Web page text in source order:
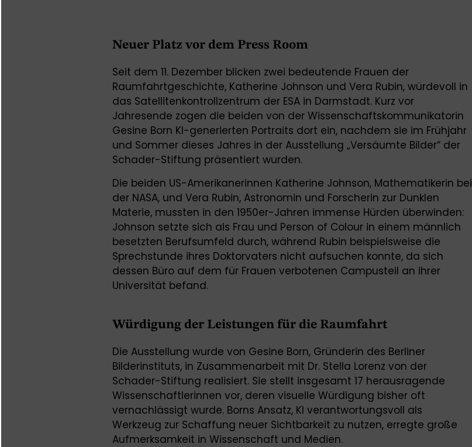
Neuer Platz vor dem Press Room
Seit dem 11. Dezember blicken zwei bedeutende Frauen der
Raumfahrtgeschichte, Katherine Johnson und Vera Rubin, würdevoll in
das Satellitenkontrollzentrum der ESA in Darmstadt. Kurz vor
Jahresende zogen die beiden von der Wissenschaftskommunikatorin
Gesine Born KI-generierten Portraits dort ein, nachdem sie im Frühjahr
und Sommer dieses Jahres in der Ausstellung „Versäumte Bilder“ der
Schader-Stiftung präsentiert wurden.
Die beiden US-Amerikanerinnen Katherine Johnson, Mathematikerin bei
der NASA, und Vera Rubin, Astronomin und Forscherin zur Dunklen
Materie, mussten in den 1950er-Jahren immense Hürden überwinden:
Johnson setzte sich als Frau und Person of Colour in einem männlich
besetzten Berufsumfeld durch, während Rubin beispielsweise die
Sprechstunde ihres Doktorvaters nicht aufsuchen konnte, da sich
dessen Büro auf dem für Frauen verbotenen Campusteil an ihrer
Universität befand.
Würdigung der Leistungen für die Raumfahrt
Die Ausstellung wurde von Gesine Born, Gründerin des Berliner
Bilderinstituts, in Zusammenarbeit mit Dr. Stella Lorenz von der
Schader-Stiftung realisiert. Sie stellt insgesamt 17 herausragende
Wissenschaftlerinnen vor, deren visuelle Würdigung bisher oft
vernachlässigt wurde. Borns Ansatz, KI verantwortungsvoll als
Werkzeug zur Schaffung neuer Sichtbarkeit zu nutzen, erregte große
Aufmerksamkeit in Wissenschaft und Medien.